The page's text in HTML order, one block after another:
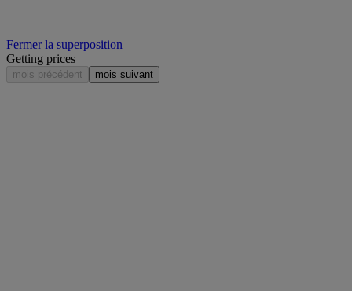
Fermer la superposition
Getting prices
mois précédent mois suivant